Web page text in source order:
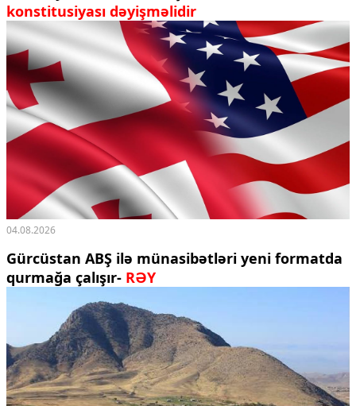
konstitusiyası dəyişməlidir
04.08.2026
Gürcüstan ABŞ ilə münasibətləri yeni formatda
qurmağa çalışır- RƏY